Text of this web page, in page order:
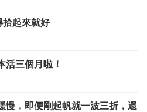
拾起來就好
活三個月啦！
慢，即便剛起帆就一波三折，還